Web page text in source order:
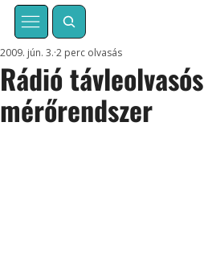
Rádió távleolvasós
mérőrendszer
2009. jún. 3. 2 perc olvasás